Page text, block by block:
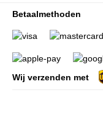
Betaalmethoden
Wij verzenden met